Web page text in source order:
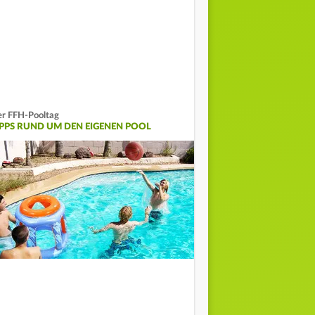
FFH-Pooltag
RUND UM DEN EIGENEN POOL